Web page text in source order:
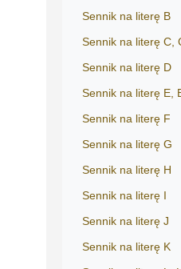
Sennik na literę B
Sennik na literę C,
Sennik na literę D
Sennik na literę E,
Sennik na literę F
Sennik na literę G
Sennik na literę H
Sennik na literę I
Sennik na literę J
Sennik na literę K